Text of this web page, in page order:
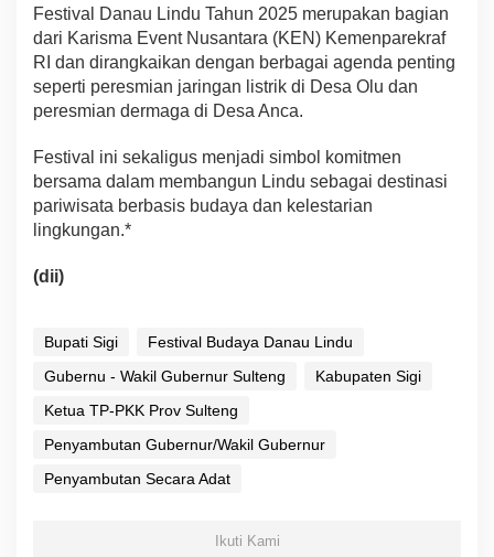
Festival Danau Lindu Tahun 2025 merupakan bagian
dari Karisma Event Nusantara (KEN) Kemenparekraf
RI dan dirangkaikan dengan berbagai agenda penting
seperti peresmian jaringan listrik di Desa Olu dan
peresmian dermaga di Desa Anca.
Festival ini sekaligus menjadi simbol komitmen
bersama dalam membangun Lindu sebagai destinasi
pariwisata berbasis budaya dan kelestarian
lingkungan.*
(dii)
Bupati Sigi
Festival Budaya Danau Lindu
Gubernu - Wakil Gubernur Sulteng
Kabupaten Sigi
Ketua TP-PKK Prov Sulteng
Penyambutan Gubernur/Wakil Gubernur
Penyambutan Secara Adat
Ikuti Kami